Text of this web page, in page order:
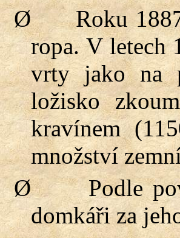
Ø
Roku
ropa. V letech
vrty jako na
ložisko
kravínem
množství
Ø
Podle
domkáři za